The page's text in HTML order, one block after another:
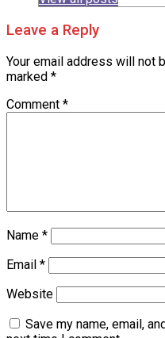
Leave a Reply
Your email address will not
marked *
Comment *
Name *
Email *
Website
Save my name, email,